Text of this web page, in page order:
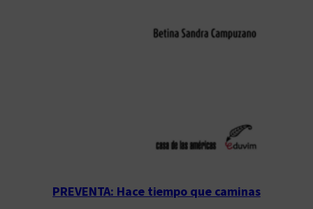
PREVENTA: Hace tiempo que caminas